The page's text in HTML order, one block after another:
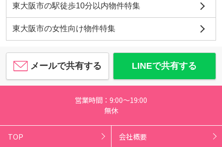
東大阪市の駅徒歩10分以内物件特集
東大阪市の女性向け物件特集
メールで共有する LINEで共有する
営業時間：9:00～19:00
無休
TOP 会社概要